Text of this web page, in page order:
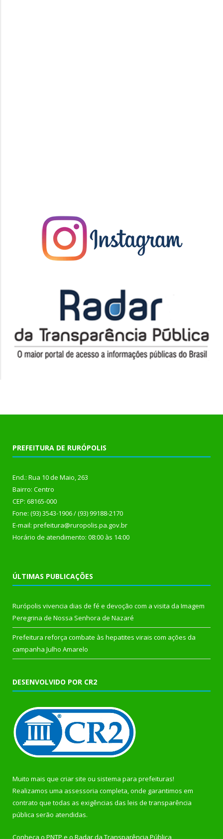
PREFEITURA DE RURÓPOLIS
End.: Rua 10 de Maio, 263
Bairro: Centro
CEP: 68165-000
Fone: (93) 3543-1906 / (93) 99188-2170
E-mail: prefeitura@ruropolis.pa.gov.br
Horário de atendimento: 08:00 às 14:00
ÚLTIMAS PUBLICAÇÕES
Rurópolis vivencia dias de fé e devoção com a visita da Imagem
Peregrina de Nossa Senhora de Nazaré
Prefeitura reforça combate às hepatites virais com ações da
campanha Julho Amarelo
DESENVOLVIDO POR CR2
Muito mais que criar site ou sistema para prefeituras!
Realizamos uma assessoria completa, onde garantimos em
contrato que todas as exigências das leis de transparência
pública serão atendidas.
Conheça o PNTP e o Radar da Transparência Pública